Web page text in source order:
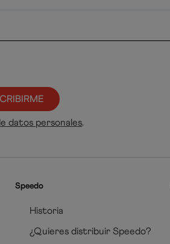
datos personales.
Speedo
Historia
¿Quieres distribuir Speedo?